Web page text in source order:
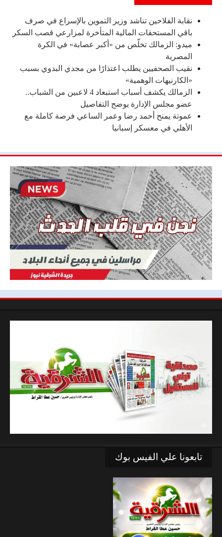
نقابة الفلاحين تناشد وزير التموين بالإسراع في صرف
باقي المستحقات المالية المتأخرة لمزارعي قصب السكر
ميدو: الزمالك تخلّص من «أكبر عصابة» في الكرة
المصرية
نقيب الصحفيين يطلب اعتذارًا من مجدي البدوي بسبب
«الكارنيهات الوهمية»
الزمالك يكشف أسباب استبعاد 4 لاعبين من الشباب..
عضو مجلس الإدارة يوضح التفاصيل
عموتة يمنح أحمد رضا وعمر الساعي فرصة كاملة مع
الأهلي في معسكر إسبانيا
تابعونا علي الفيس بوك